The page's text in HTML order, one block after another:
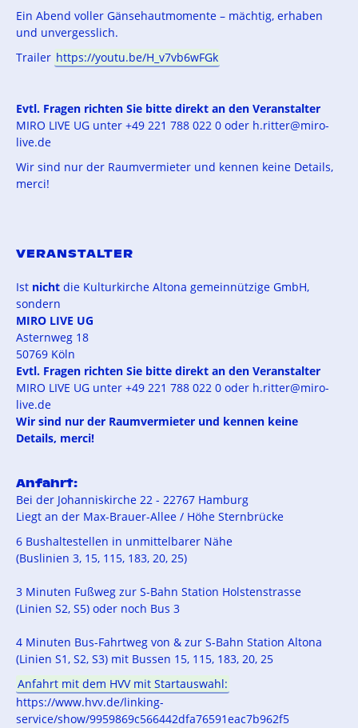
Ein Abend voller Gänsehautmomente – mächtig, erhaben
und unvergesslich.
Trailer https://youtu.be/H_v7vb6wFGk
Evtl. Fragen richten Sie bitte direkt an den Veranstalter
MIRO LIVE UG unter +49 221 788 022 0 oder h.ritter@miro-
live.de
Wir sind nur der Raumvermieter und kennen keine Details,
merci!
VERANSTALTER
Ist nichtdie Kulturkirche Altona gemeinnützige GmbH,
sondern
MIRO LIVE UG
Asternweg 18
50769 Köln
Evtl. Fragen richten Sie bitte direkt an den Veranstalter
MIRO LIVE UG unter +49 221 788 022 0 oder h.ritter@miro-
live.de
Wir sind nur der Raumvermieter und kennen keine
Details, merci!
Anfahrt:
Bei der Johanniskirche 22 - 22767 Hamburg
Liegt an der Max-Brauer-Allee / Höhe Sternbrücke
6 Bushaltestellen in unmittelbarer Nähe
(Buslinien 3, 15, 115, 183, 20, 25)
3 Minuten Fußweg zur S-Bahn Station Holstenstrasse
(Linien S2, S5) oder noch Bus 3
4 Minuten Bus-Fahrtweg von & zur S-Bahn Station Altona
(Linien S1, S2, S3) mit Bussen 15, 115, 183, 20, 25
Anfahrt mit dem HVV mit Startauswahl:
https://www.hvv.de/linking-
service/show/9959869c566442dfa76591eac7b962f5